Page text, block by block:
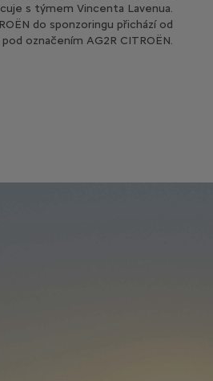
s týmem Vincenta Lavenua.
do sponzoringu přichází od
označením AG2R CITROËN.